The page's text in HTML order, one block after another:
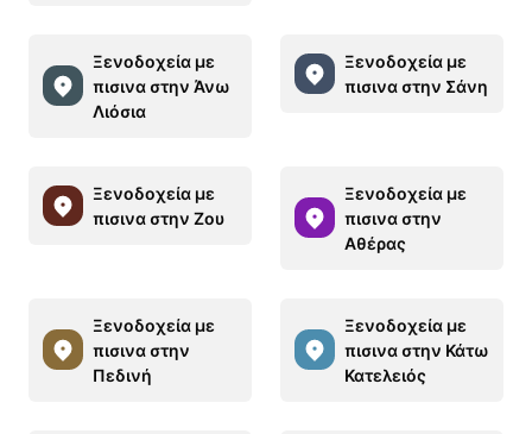
Ξενοδοχεία με
πισινα στην Άνω
Λιόσια
Ξενοδοχεία με
πισινα στην Σάνη
Ξενοδοχεία με
πισινα στην Ζου
Ξενοδοχεία με
πισινα στην
Αθέρας
Ξενοδοχεία με
πισινα στην
Πεδινή
Ξενοδοχεία με
πισινα στην Κάτω
Κατελειός